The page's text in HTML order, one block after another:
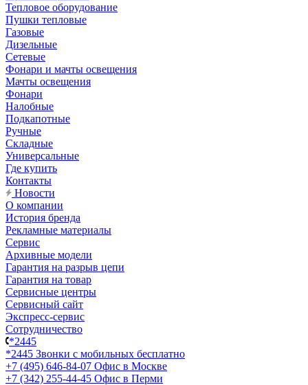
Тепловое оборудование
Пушки тепловые
Газовые
Дизельные
Сетевые
Фонари и мачты освещения
Мачты освещения
Фонари
Налобные
Подкапотные
Ручные
Складные
Универсальные
Где купить
Контакты
Новости
О компании
История бренда
Рекламные материалы
Сервис
Архивные модели
Гарантия на разрыв цепи
Гарантия на товар
Сервисные центры
Сервисный сайт
Экспресс-сервис
Сотрудничество
*2445
*2445 Звонки с мобильных бесплатно
+7 (495) 646-84-07 Офис в Москве
+7 (342) 255-44-45 Офис в Перми